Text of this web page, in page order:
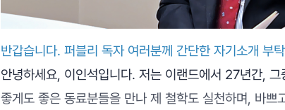
반갑습니다. 퍼블리 독자 여러분께 간단한 자기소개 부
안녕하세요, 이인석입니다. 저는 이랜드에서 27년간,
좋게도 좋은 동료분들을 만나 제 철학도 실천하며, 바쁘